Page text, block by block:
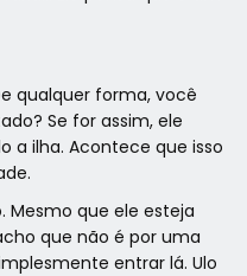
qualquer forma, você
Se for assim, ele
a ilha. Acontece que isso
Mesmo que ele esteja
que não é por uma
entrar lá. Ulo